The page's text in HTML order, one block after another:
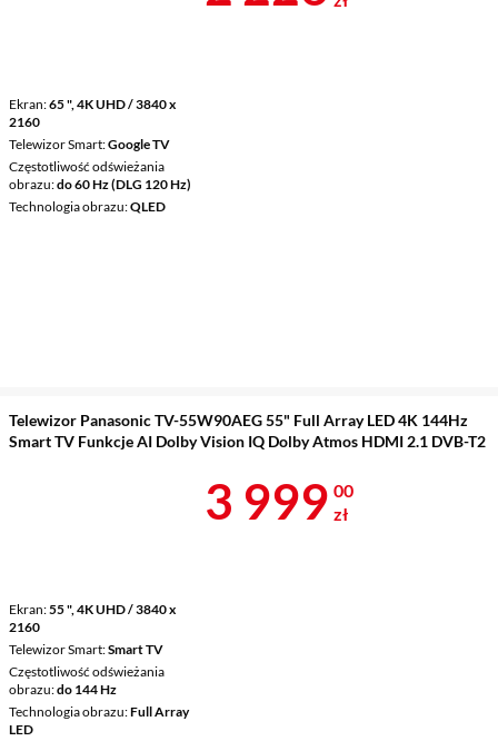
Ekran 65 ", 4K UHD / 3840 x
2160
Telewizor Smart Google TV
Częstotliwość odświeżania
obrazu do 60 Hz (DLG 120 Hz)
Technologia obrazu QLED
Telewizor Panasonic TV-55W90AEG 55" Full Array LED 4K 144Hz
Smart TV Funkcje AI Dolby Vision IQ Dolby Atmos HDMI 2.1 DVB-T2
Ekran 55 ", 4K UHD / 3840 x
2160
Telewizor Smart Smart TV
Częstotliwość odświeżania
obrazu do 144 Hz
Technologia obrazu Full Array
LED
Cena 3 999 zł
3 999 00
zł